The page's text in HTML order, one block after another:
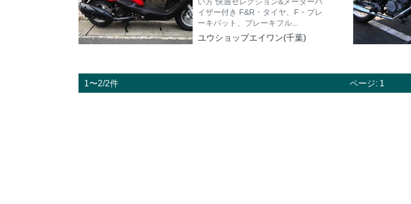
イザー付き F&R・タイヤ、F・ブレ
ーキパット、ブレーキフル...
ユウショップエイワン(千葉)
1〜2/2件 ページ: 1